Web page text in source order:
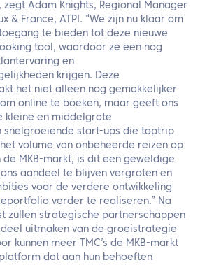
Adam Knights, Regional Manager
& France, ATPI. “We zijn nu klaar om
te bieden tot deze nieuwe
tool, waardoor ze een nog
en
krijgen. Deze
het niet alleen nog gemakkelijker
online te boeken, maar geeft ons
kleine en middelgrote
snelgroeiende start-ups die taptrip
volume van onbeheerde reizen op
MKB-markt, is dit een geweldige
ons aandeel te blijven vergroten en
voor de verdere ontwikkeling
verder te realiseren.” Na
zullen strategische partnerschappen
deel uitmaken van de groeistrategie
kunnen meer TMC’s de MKB-markt
dat aan hun behoeften